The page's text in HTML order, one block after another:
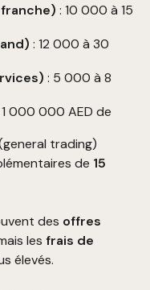
: 10 000 à 15
: 12 000 à 30
: 5 000 à 8
1 000 000 AED de
trading)
de 15
des offres
les frais de
élevés.